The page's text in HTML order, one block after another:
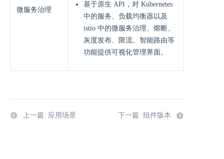
微服务治理
基于原⽣ API，对 Kubernetes
中的服务、负载均衡器以及
istio 中的微服务治理、熔断、
灰度发布、限流、智能路由等
功能提供可视化管理界⾯。
上一篇: 应用场景 下一篇: 组件版本